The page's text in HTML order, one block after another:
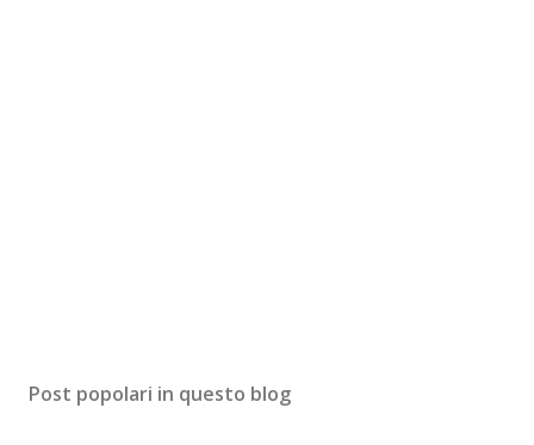
Post popolari in questo blog